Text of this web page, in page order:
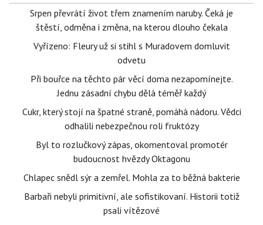
Srpen převrátí život třem znamením naruby. Čeká je
štěstí, odměna i změna, na kterou dlouho čekala
Vyřízeno: Fleury už si stihl s Muradovem domluvit
odvetu
Při bouřce na těchto pár věcí doma nezapomínejte.
Jednu zásadní chybu dělá téměř každý
Cukr, který stojí na špatné straně, pomáhá nádoru. Vědci
odhalili nebezpečnou roli fruktózy
Byl to rozlučkový zápas, okomentoval promotér
budoucnost hvězdy Oktagonu
Chlapec snědl sýr a zemřel. Mohla za to běžná bakterie
Barbaři nebyli primitivní, ale sofistikovaní. Historii totiž
psali vítězové